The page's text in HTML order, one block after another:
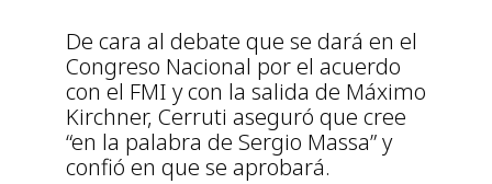
De cara al debate que se dará en el
Congreso Nacional por el acuerdo
con el FMI y con la salida de Máximo
Kirchner, Cerruti aseguró que cree
“en la palabra de Sergio Massa” y
confió en que se aprobará.